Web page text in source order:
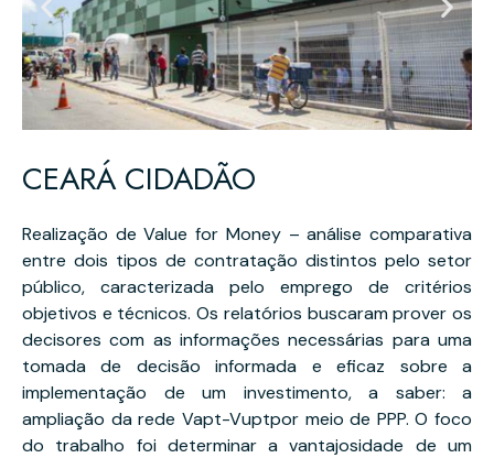
CEARÁ CIDADÃO
Realização de Value for Money – análise comparativa
entre dois tipos de contratação distintos pelo setor
público, caracterizada pelo emprego de critérios
objetivos e técnicos. Os relatórios buscaram prover os
decisores com as informações necessárias para uma
tomada de decisão informada e eficaz sobre a
implementação de um investimento, a saber: a
ampliação da rede Vapt-Vuptpor meio de PPP. O foco
do trabalho foi determinar a vantajosidade de um